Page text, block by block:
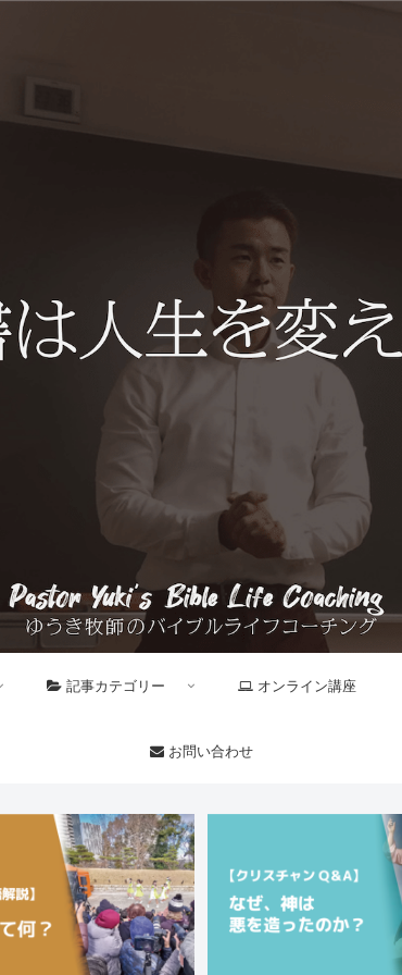
記事カテゴリー オンライン講座
お問い合わせ